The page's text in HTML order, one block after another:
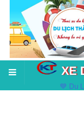
XE
💙 Du